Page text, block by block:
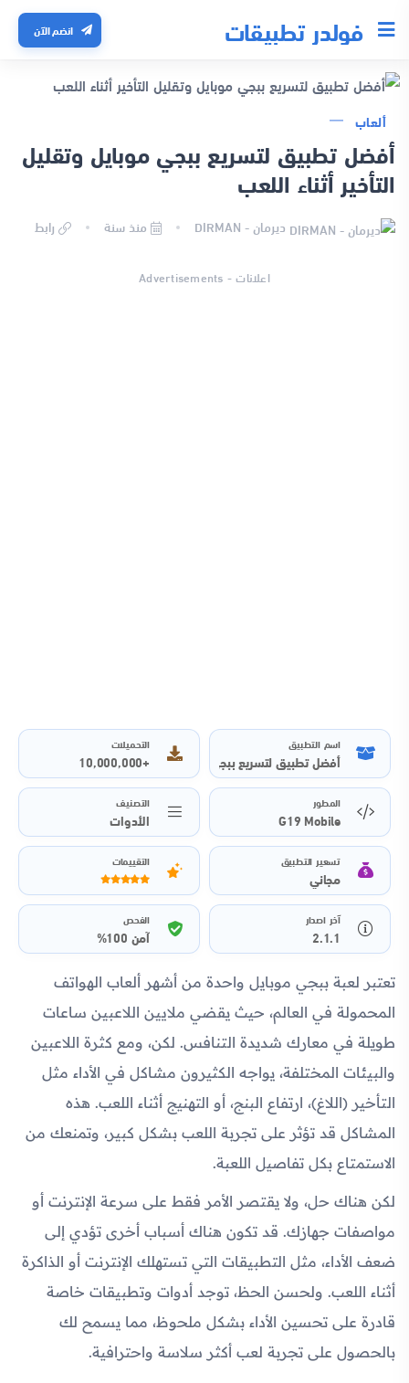
فولدر تطبيقات انضم الآن
ألعاب
أفضل تطبيق لتسريع ببجي موبايل وتقليل
التأخير أثناء اللعب
ديرمان - DIRMAN منذ سنة رابط
اعلانات - Advertisements
اسم التطبيق
أفضل تطبيق لتسريع ببجي موبايل وتقليل التأخير أثناء اللعب
التحميلات
+10,000,000
المطور
G19 Mobile
التصنيف
الأدوات
تسعير التطبيق
مجاني
التقييمات
آخر اصدار
2.1.1
الفحص
آمن 100%
تعتبر لعبة ببجي موبايل واحدة من أشهر ألعاب الهواتف
المحمولة في العالم، حيث يقضي ملايين اللاعبين ساعات
طويلة في معارك شديدة التنافس. لكن، ومع كثرة اللاعبين
والبيئات المختلفة، يواجه الكثيرون مشاكل في الأداء مثل
التأخير (اللاغ)، ارتفاع البنج، أو التهنيج أثناء اللعب. هذه
المشاكل قد تؤثر على تجربة اللعب بشكل كبير، وتمنعك من
الاستمتاع بكل تفاصيل اللعبة.
لكن هناك حل، ولا يقتصر الأمر فقط على سرعة الإنترنت أو
مواصفات جهازك. قد تكون هناك أسباب أخرى تؤدي إلى
ضعف الأداء، مثل التطبيقات التي تستهلك الإنترنت أو الذاكرة
أثناء اللعب. ولحسن الحظ، توجد أدوات وتطبيقات خاصة
قادرة على تحسين الأداء بشكل ملحوظ، مما يسمح لك
بالحصول على تجربة لعب أكثر سلاسة واحترافية.